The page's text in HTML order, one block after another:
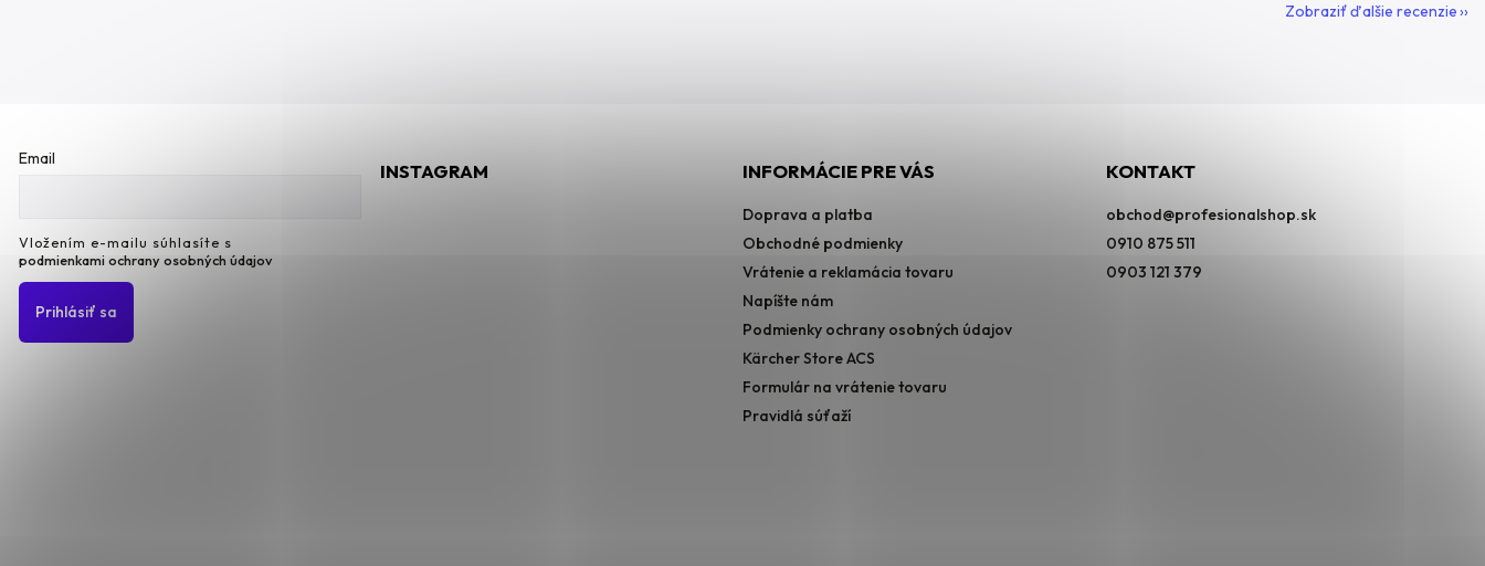
Zobraziť ďalšie recenzie
Email
Vložením e-mailu súhlasíte s
podmienkami ochrany osobných údajov
Prihlásiť sa
INSTAGRAM INFORMÁCIE PRE VÁS
Doprava a platba
Obchodné podmienky
Vrátenie a reklamácia tovaru
Napíšte nám
Podmienky ochrany osobných údajov
Kärcher Store ACS
Formulár na vrátenie tovaru
Pravidlá súťaží
KONTAKT
obchod@profesionalshop.sk
0910 875 511
0903 121 379